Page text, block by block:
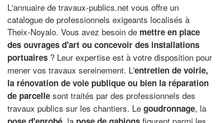
L'annuaire de travaux-publics.net vous offre un
catalogue de professionnels exigeants localisés à
Theix-Noyalo. Vous avez besoin de mettre en place
des ouvrages d'art ou concevoir des installations
portuaires ? Leur expertise est à votre disposition pour
mener vos travaux sereinement. L'entretien de voirie,
la rénovation de voie publique ou bien la réparation
de parcelle sont traités par des professionnels des
travaux publics sur les chantiers. Le goudronnage, la
, la
figurent parmi les